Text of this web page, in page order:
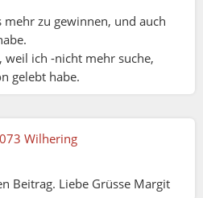
zu gewinnen, und auch
weil ich -nicht mehr suche,
gelebt habe.
Wilhering
Beitrag. Liebe Grüsse Margit